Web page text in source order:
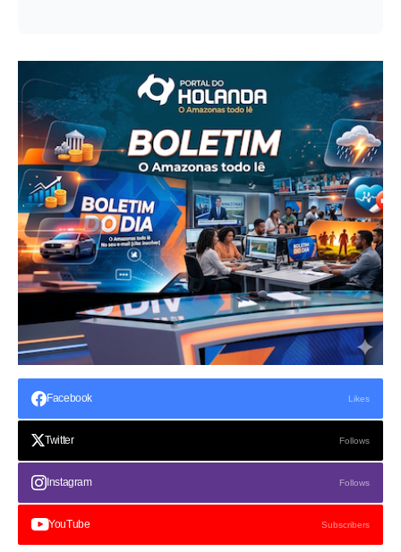
Facebook Likes
Twitter Follows
Instagram Follows
YouTube Subscribers